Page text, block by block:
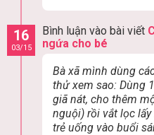
16
03/15
Bình luận vào bài viết
ngứa cho bé
Bà xã mình dùng
thử xem sao: Dùng
giã nát, cho thêm
nguội) rồi vắt lọc
trẻ uống vào buổi